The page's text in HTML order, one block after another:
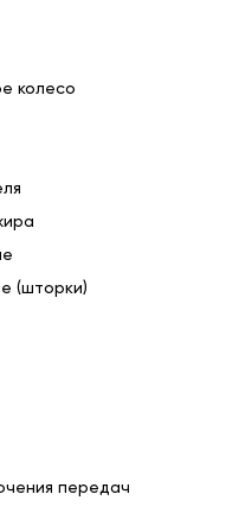
отличаться от
автомобиля.
за наличный
выставленному счёту,
колесо
(шторки)
передач